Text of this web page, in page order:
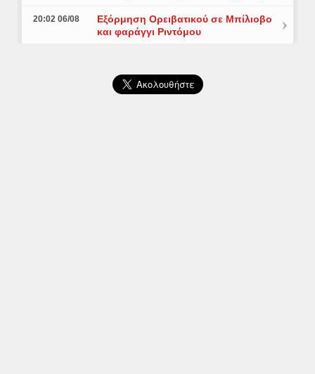
20:02 06/08
Εξόρμηση Ορειβατικού σε Μπίλιοβο
και φαράγγι Ριντόμου